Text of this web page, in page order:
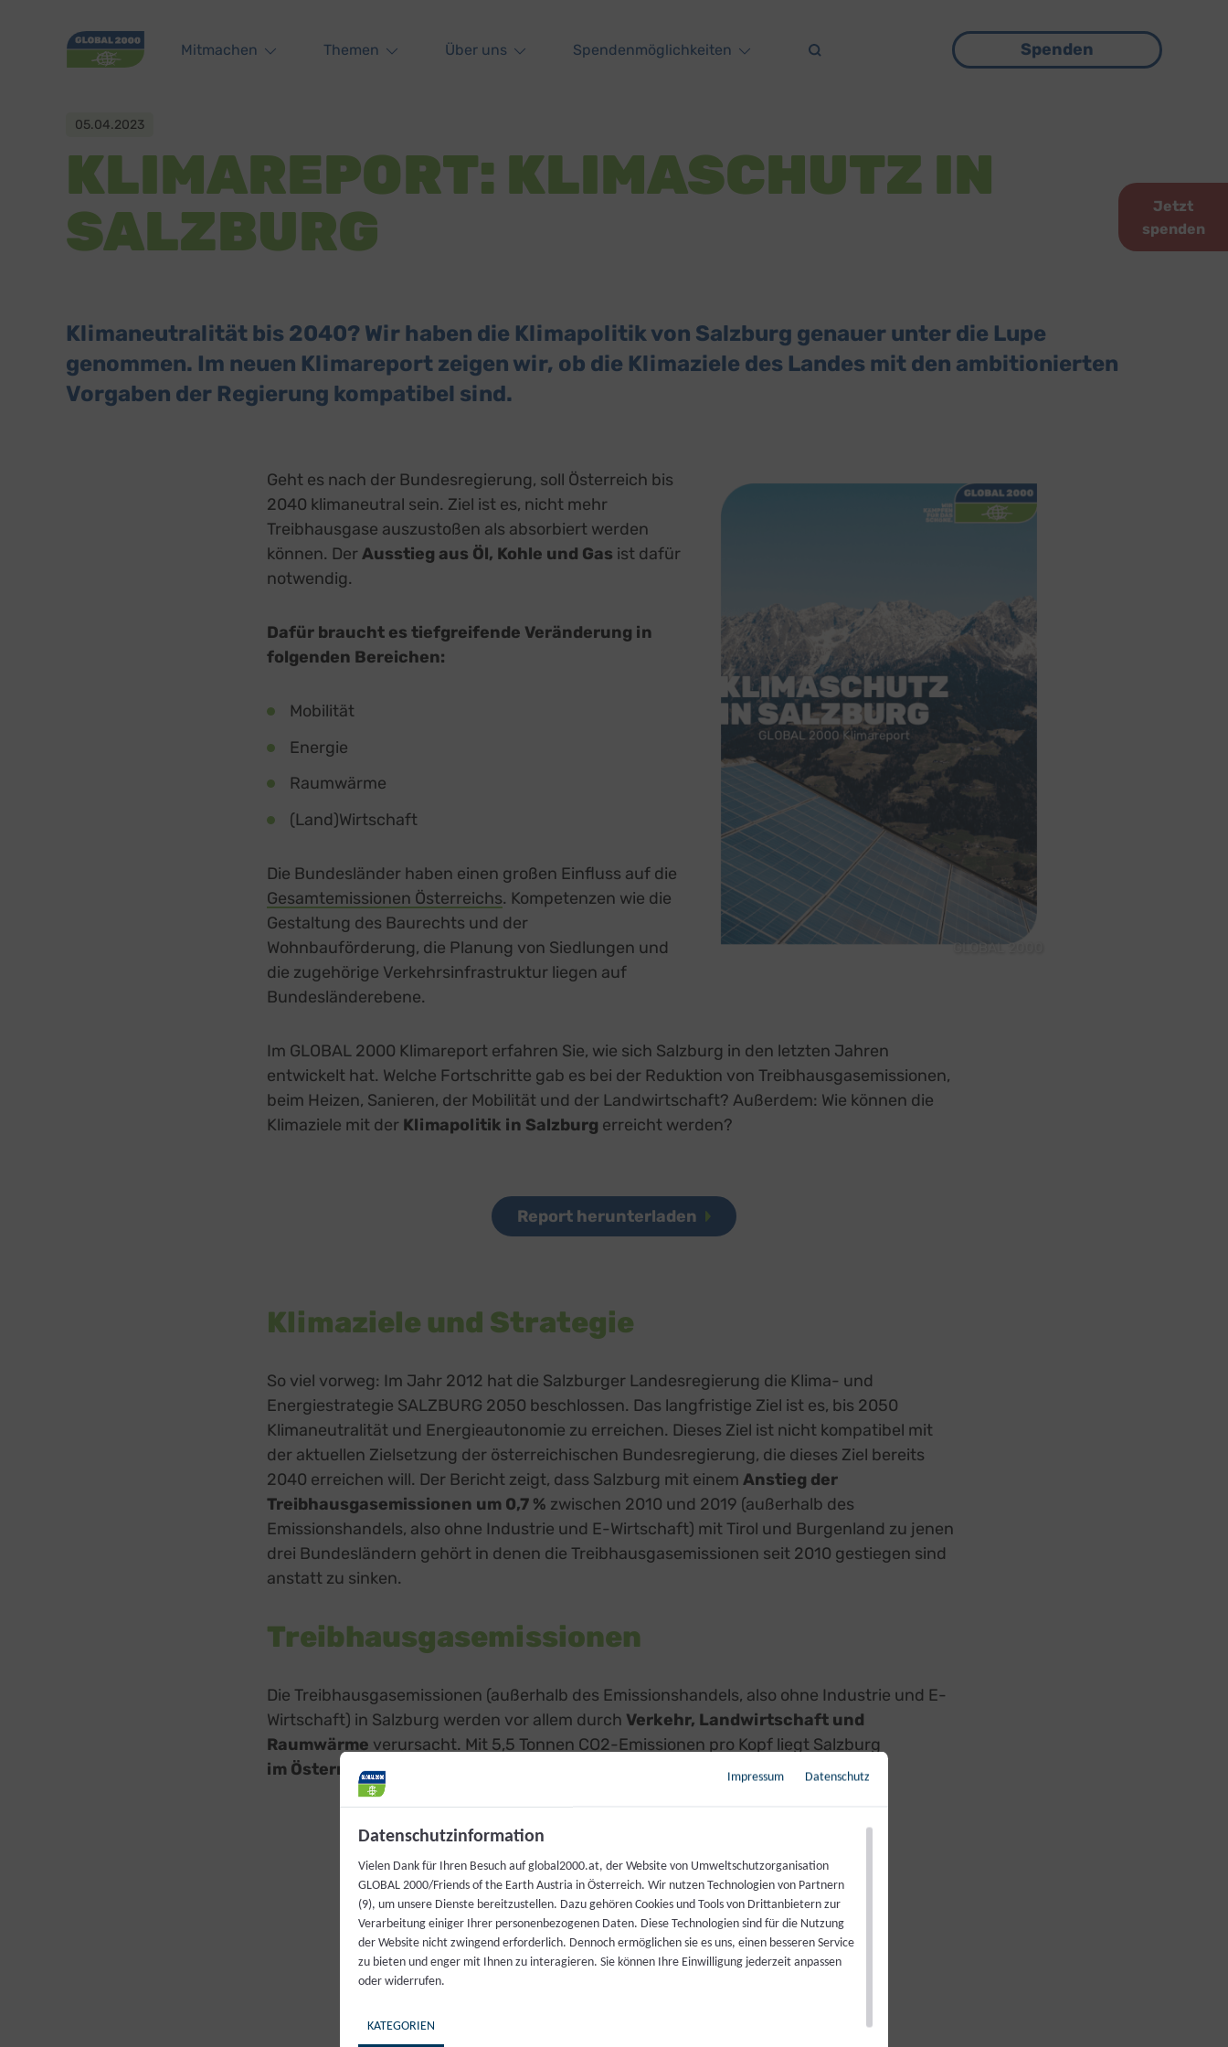
Mitmachen Themen Über uns Spendenmöglichkeiten Spenden
Jetzt
spenden
05.04.2023
KLIMAREPORT: KLIMASCHUTZ IN
SALZBURG
Klimaneutralität bis 2040? Wir haben die Klimapolitik von Salzburg genauer unter die Lupe
genommen. Im neuen Klimareport zeigen wir, ob die Klimaziele des Landes mit den ambitionierten
Vorgaben der Regierung kompatibel sind.
GLOBAL 2000
Geht es nach der Bundesregierung, soll Österreich bis
2040 klimaneutral sein. Ziel ist es, nicht mehr
Treibhausgase auszustoßen als absorbiert werden
können. DerAusstieg aus Öl, Kohle und Gas ist dafür
notwendig.
Dafür braucht es tiefgreifende Veränderung in
folgenden Bereichen:
Mobilität
Energie
Raumwärme
(Land)Wirtschaft
Die Bundesländer haben einen großen Einfluss auf die
Gesamtemissionen Österreichs. Kompetenzen wie die
Gestaltung des Baurechts und der
Wohnbauförderung, die Planung von Siedlungen und
die zugehörige Verkehrsinfrastruktur liegen auf
Bundesländerebene.
Im GLOBAL 2000 Klimareport erfahren Sie, wie sich Salzburg in den letzten Jahren
entwickelt hat. Welche Fortschritte gab es bei der Reduktion von Treibhausgasemissionen,
beim Heizen, Sanieren, der Mobilität und der Landwirtschaft? Außerdem: Wie können die
Klimaziele mit der Klimapolitik in Salzburg erreicht werden?
Report herunterladen
Klimaziele und Strategie
So viel vorweg: Im Jahr 2012 hat die Salzburger Landesregierung die Klima- und
Energiestrategie SALZBURG 2050 beschlossen. Das langfristige Ziel ist es, bis 2050
Klimaneutralität und Energieautonomie zu erreichen. Dieses Ziel ist nicht kompatibel mit
der aktuellen Zielsetzung der österreichischen Bundesregierung, die dieses Ziel bereits
2040 erreichen will. Der Bericht zeigt, dass Salzburg mit einem Anstieg der
Treibhausgasemissionen um 0,7 % zwischen 2010 und 2019 (außerhalb des
Emissionshandels, also ohne Industrie und E-Wirtschaft) mit Tirol und Burgenland zu jenen
drei Bundesländern gehört in denen die Treibhausgasemissionen seit 2010 gestiegen sind
anstatt zu sinken.
Treibhausgasemissionen
Die Treibhausgasemissionen (außerhalb des Emissionshandels, also ohne Industrie und E-
Wirtschaft) in Salzburg werden vor allem durch Verkehr, Landwirtschaft und
Raumwärme verursacht. Mit 5,5 Tonnen CO2-Emissionen pro Kopf liegt Salzburg
im Österreich-Schnitt
Impressum Datenschutz
Datenschutzinformation
Vielen Dank für Ihren Besuch auf global2000.at, der Website von Umweltschutzorganisation
GLOBAL 2000/Friends of the Earth Austria in Österreich. Wir nutzen Technologien von Partnern
(9), um unsere Dienste bereitzustellen. Dazu gehören Cookies und Tools von Drittanbietern zur
Verarbeitung einiger Ihrer personenbezogenen Daten. Diese Technologien sind für die Nutzung
der Website nicht zwingend erforderlich. Dennoch ermöglichen sie es uns, einen besseren Service
zu bieten und enger mit Ihnen zu interagieren. Sie können Ihre Einwilligung jederzeit anpassen
oder widerrufen.
KATEGORIEN